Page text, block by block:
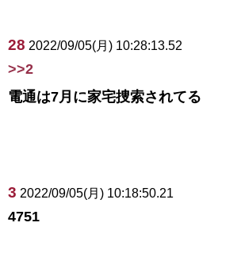
28 2022/09/05(月) 10:28:13.52
>>2
電通は7月に家宅捜索されてる
3 2022/09/05(月) 10:18:50.21
4751